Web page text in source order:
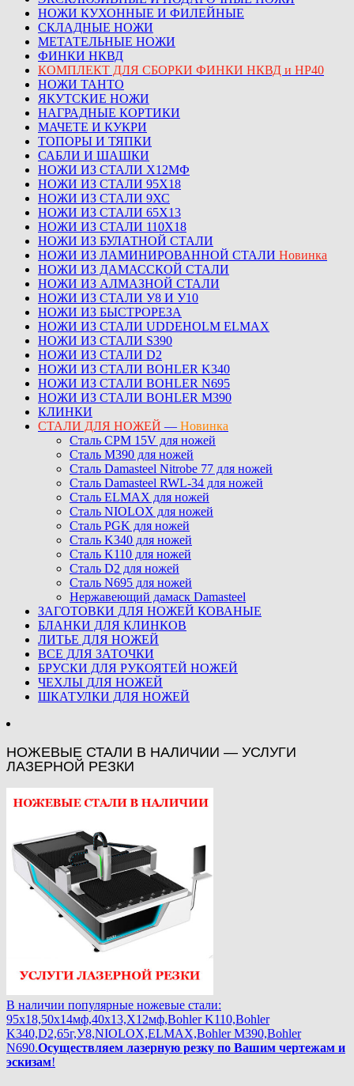
НОЖИ КУХОННЫЕ И ФИЛЕЙНЫЕ
СКЛАДНЫЕ НОЖИ
МЕТАТЕЛЬНЫЕ НОЖИ
ФИНКИ НКВД
КОМПЛЕКТ ДЛЯ СБОРКИ ФИНКИ НКВД и НР40
НОЖИ ТАНТО
ЯКУТСКИЕ НОЖИ
НАГРАДНЫЕ КОРТИКИ
МАЧЕТЕ И КУКРИ
ТОПОРЫ И ТЯПКИ
САБЛИ И ШАШКИ
НОЖИ ИЗ СТАЛИ Х12МФ
НОЖИ ИЗ СТАЛИ 95Х18
НОЖИ ИЗ СТАЛИ 9ХС
НОЖИ ИЗ СТАЛИ 65Х13
НОЖИ ИЗ СТАЛИ 110Х18
НОЖИ ИЗ БУЛАТНОЙ СТАЛИ
НОЖИ ИЗ ЛАМИНИРОВАННОЙ СТАЛИ Новинка
НОЖИ ИЗ ДАМАССКОЙ СТАЛИ
НОЖИ ИЗ АЛМАЗНОЙ СТАЛИ
НОЖИ ИЗ СТАЛИ У8 И У10
НОЖИ ИЗ БЫСТРОРЕЗА
НОЖИ ИЗ СТАЛИ UDDEHOLM ELMAX
НОЖИ ИЗ СТАЛИ S390
НОЖИ ИЗ СТАЛИ D2
НОЖИ ИЗ СТАЛИ BOHLER K340
НОЖИ ИЗ СТАЛИ BOHLER N695
НОЖИ ИЗ СТАЛИ BOHLER M390
КЛИНКИ
СТАЛИ ДЛЯ НОЖЕЙ — Новинка
Сталь CPM 15V для ножей
Сталь M390 для ножей
Сталь Damasteel Nitrobe 77 для ножей
Сталь Damasteel RWL-34 для ножей
Сталь ELMAX для ножей
Сталь NIOLOX для ножей
Сталь PGK для ножей
Сталь K340 для ножей
Сталь K110 для ножей
Сталь D2 для ножей
Сталь N695 для ножей
Нержавеющий дамаск Damasteel
ЗАГОТОВКИ ДЛЯ НОЖЕЙ КОВАНЫЕ
БЛАНКИ ДЛЯ КЛИНКОВ
ЛИТЬЕ ДЛЯ НОЖЕЙ
ВСЕ ДЛЯ ЗАТОЧКИ
БРУСКИ ДЛЯ РУКОЯТЕЙ НОЖЕЙ
ЧЕХЛЫ ДЛЯ НОЖЕЙ
ШКАТУЛКИ ДЛЯ НОЖЕЙ
НОЖЕВЫЕ СТАЛИ В НАЛИЧИИ — УСЛУГИ
ЛАЗЕРНОЙ РЕЗКИ
В наличии популярные ножевые стали:
95х18,50х14мф,40х13,Х12мф,Bohler K110,Bohler
K340,D2,65г,У8,NIOLOX,ELMAX,Bohler М390,Bohler
N690.Осуществляем лазерную резку по Вашим чертежам и
эскизам!